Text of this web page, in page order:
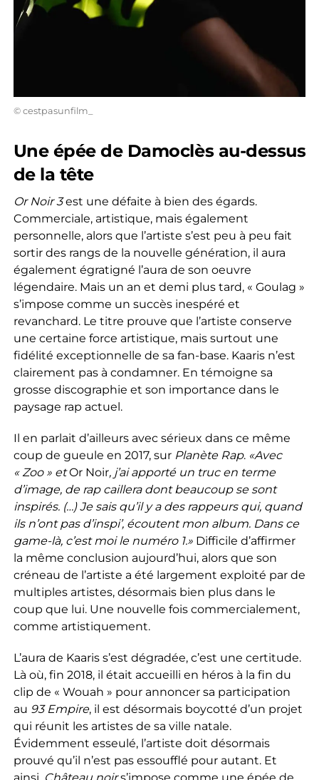
© cestpasunfilm_
Une épée de Damoclès au-dessus
de la tête
Or Noir 3est une défaite à bien des égards.
Commerciale, artistique, mais également
personnelle, alors que l’artiste s’est peu à peu fait
sortir des rangs de la nouvelle génération, il aura
également égratigné l’aura de son oeuvre
légendaire. Mais un an et demi plus tard, « Goulag »
s’impose comme un succès inespéré et
revanchard. Le titre prouve que l’artiste conserve
une certaine force artistique, mais surtout une
fidélité exceptionnelle de sa fan-base. Kaaris n’est
clairement pas à condamner. En témoigne sa
grosse discographie et son importance dans le
paysage rap actuel.
Il en parlait d’ailleurs avec sérieux dans ce même
coup de gueule en 2017, sur Planète Rap. «Avec
« Zoo » etOr Noir, j’ai apporté un truc en terme
d’image, de rap caillera dont beaucoup se sont
inspirés. (…) Je sais qu’il y a des rappeurs qui, quand
ils n’ont pas d’inspi’, écoutent mon album. Dans ce
game-là, c’est moi le numéro 1.» Difficile d’affirmer
la même conclusion aujourd’hui, alors que son
créneau de l’artiste a été largement exploité par de
multiples artistes, désormais bien plus dans le
coup que lui. Une nouvelle fois commercialement,
comme artistiquement.
L’aura de Kaaris s’est dégradée, c’est une certitude.
Là où, fin 2018, il était accueilli en héros à la fin du
clip de « Wouah » pour annoncer sa participation
au 93 Empire, il est désormais boycotté d’un projet
qui réunit les artistes de sa ville natale.
Évidemment esseulé, l’artiste doit désormais
prouvé qu’il n’est pas essoufflé pour autant. Et